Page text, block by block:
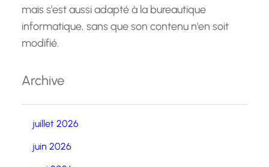
mais s'est aussi adapté à la bureautique
informatique, sans que son contenu n'en soit
modifié.
Archive
juillet 2026
juin 2026